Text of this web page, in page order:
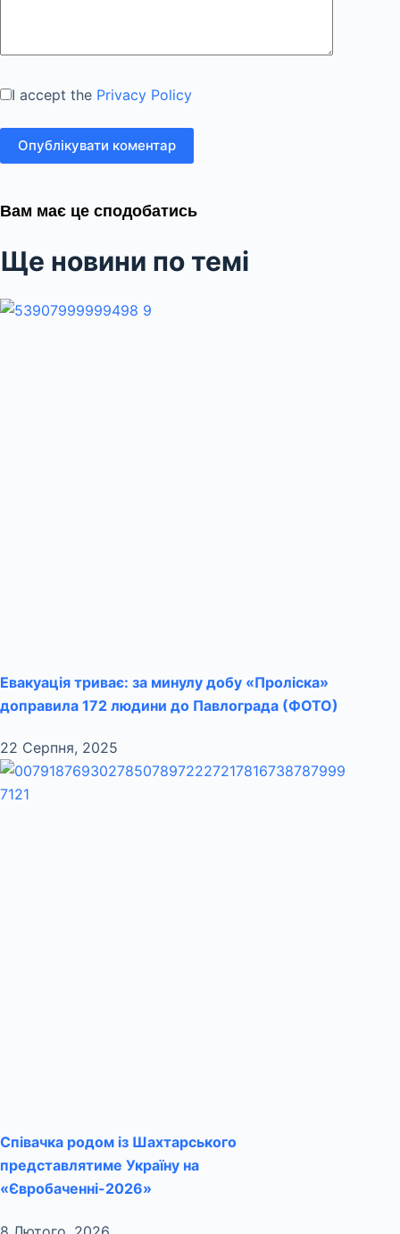
I accept the Privacy Policy
Опублікувати коментар
Вам має це сподобатись
Ще новини по темі
Евакуація триває: за минулу добу «Проліска»
доправила 172 людини до Павлограда (ФОТО)
22 Серпня, 2025
Співачка родом із Шахтарського
представлятиме Україну на
«Євробаченні-2026»